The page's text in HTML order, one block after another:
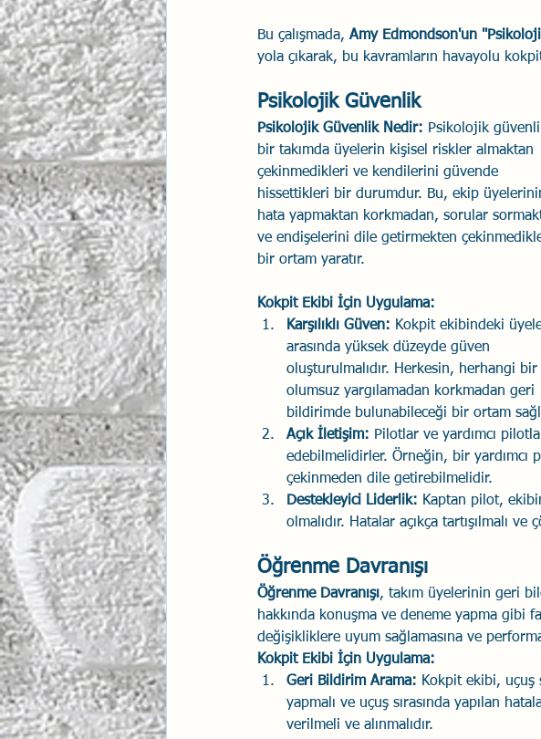
Psikolojik Güvenlik Havacılık
Bu çalışmada, Amy Edmondson'un
yola çıkarak, bu kavramların havayolu
Psikolojik Güvenlik
Psikolojik Güvenlik Nedir: Psikolojik
bir takımda üyelerin kişisel riskler almaktan
çekinmedikleri ve kendilerini güvende
hissettikleri bir durumdur. Bu, ekip
hata yapmaktan korkmadan, sorular
ve endişelerini dile getirmekten
bir ortam yaratır.
Kokpit Ekibi İçin Uygulama:
Karşılıklı Güven: Kokpit ekibindeki
arasında yüksek düzeyde güven
oluşturulmalıdır. Herkesin, herhangi bir
olumsuz yargılamadan korkmadan geri
bildirimde bulunabileceği bir ortam
Açık İletişim: Pilotlar ve yardımcı
edebilmelidirler. Örneğin, bir yardımcı
çekinmeden dile getirebilmelidir.
Destekleyici Liderlik: Kaptan pilot,
olmalıdır. Hatalar açıkça tartışılmalı
Öğrenme Davranışı
Öğrenme Davranışı, takım üyelerinin geri
hakkında konuşma ve deneme yapma gibi
değişikliklere uyum sağlamasına ve
Kokpit Ekibi İçin Uygulama:
Geri Bildirim Arama: Kokpit ekibi, uçuş
yapmalı ve uçuş sırasında yapılan
verilmeli ve alınmalıdır.